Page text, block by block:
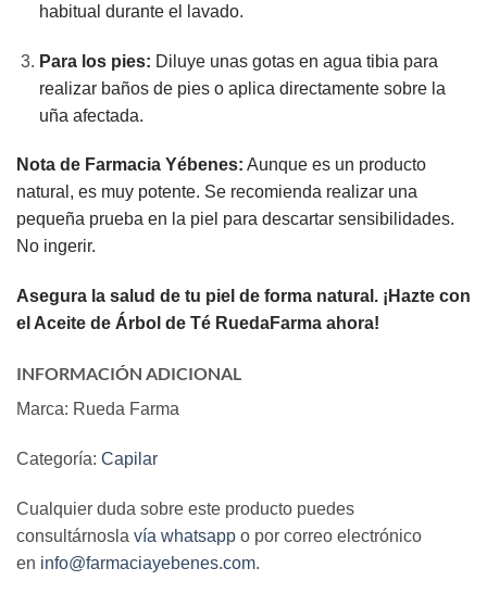
habitual durante el lavado.
Para los pies: Diluye unas gotas en agua tibia para
realizar baños de pies o aplica directamente sobre la
uña afectada.
Nota de Farmacia Yébenes: Aunque es un producto
natural, es muy potente. Se recomienda realizar una
pequeña prueba en la piel para descartar sensibilidades.
No ingerir.
Asegura la salud de tu piel de forma natural. ¡Hazte con
el Aceite de Árbol de Té RuedaFarma ahora!
INFORMACIÓN ADICIONAL
Marca: Rueda Farma
Categoría: Capilar
Cualquier duda sobre este producto puedes
consultárnosla vía whatsapp o por correo electrónico
en info@farmaciayebenes.com.